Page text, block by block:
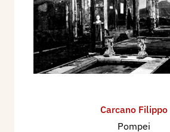
Carcano Filippo
Pompei